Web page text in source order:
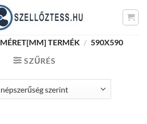
MÉRET[MM] TERMÉK / 590X590
SZŰRÉS